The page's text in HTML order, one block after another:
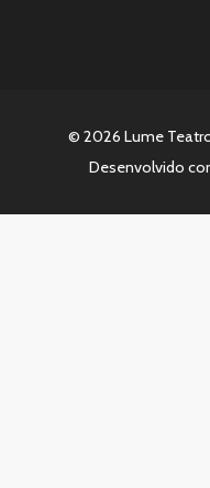
© 2026 Lume
Desenvolvido